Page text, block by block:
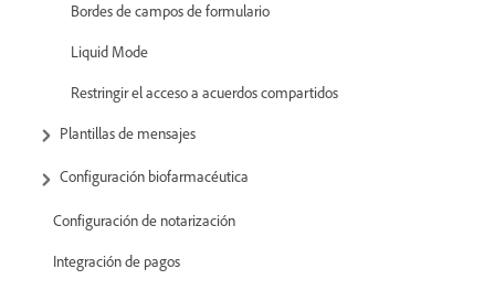
Bordes de campos de formulario
Liquid Mode
Restringir el acceso a acuerdos compartidos
Plantillas de mensajes
Configuración biofarmacéutica
Configuración de notarización
Integración de pagos